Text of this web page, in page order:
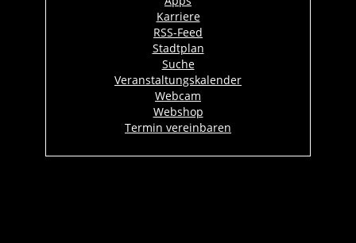
Karriere
RSS-Feed
Stadtplan
Suche
Veranstaltungskalender
Webcam
Webshop
Termin vereinbaren